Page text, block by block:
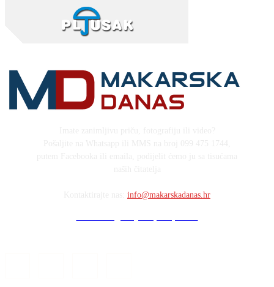
info@makarskadanas.hr